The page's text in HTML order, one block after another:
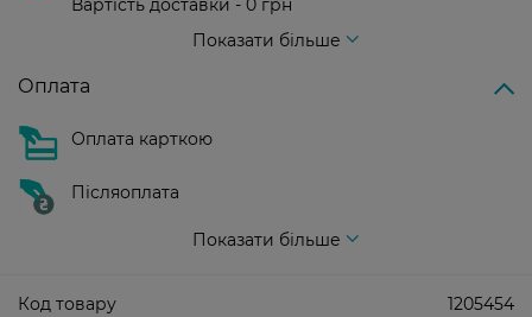
Вартість доставки - 0 грн
Показати більше
Оплата
Оплата карткою
Післяоплата
Показати більше
Код товару 1205454